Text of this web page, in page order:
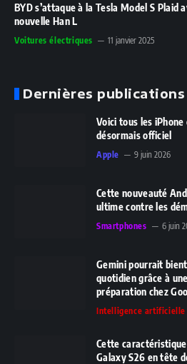
BYD s’attaque à la Tesla Model S Plaid
nouvelle Han L
Voitures électriques 11 janvier 2025
Dernières publications
Voici tous les iPhone
désormais officiel
Apple 9 juin 2026
Cette nouveauté
ultime contre les
Smartphones 6 juin
Gemini pourrait
quotidien grâce à
préparation chez
Intelligence artificielle
Cette
Galaxy S26 en tête